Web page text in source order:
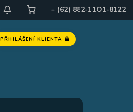
+ (62) 882-11O1-8122
PŘIHLÁŠENÍ KLIENTA